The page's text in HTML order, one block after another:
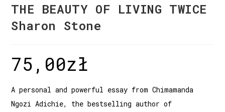
THE BEAUTY OF LIVING TWICE
Sharon Stone
75,00zł
A personal and powerful essay from Chimamanda
Ngozi Adichie, the bestselling author of